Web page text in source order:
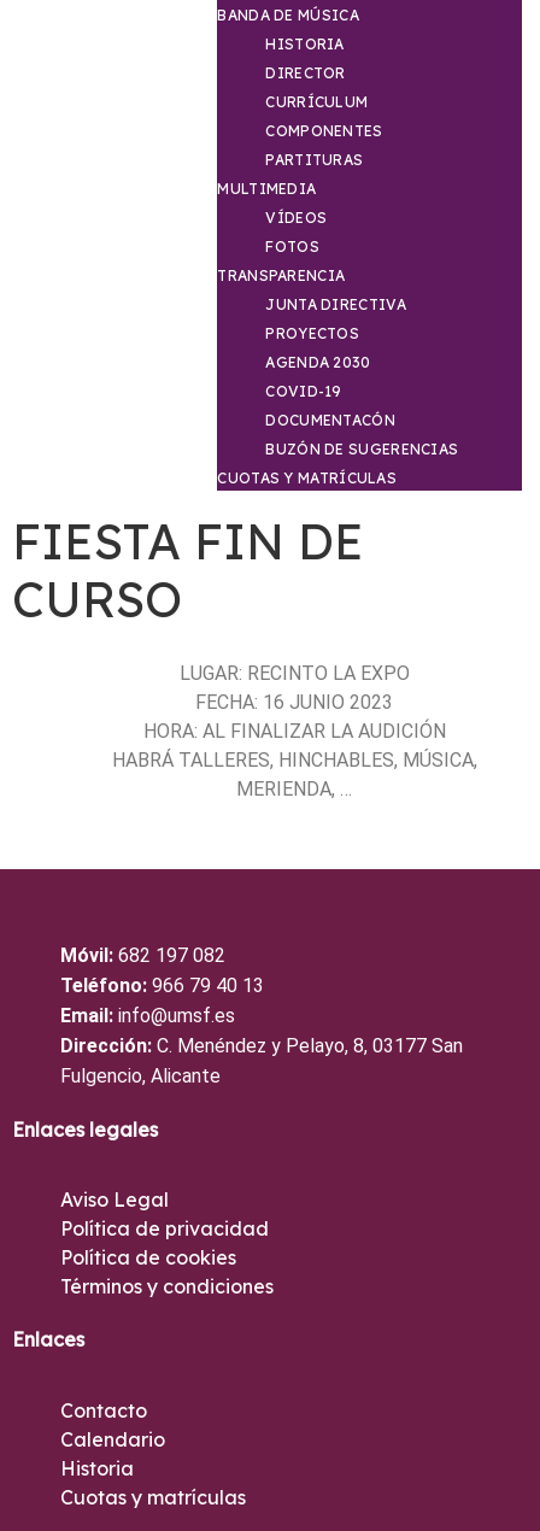
BANDA DE MÚSICA
HISTORIA
DIRECTOR
CURRÍCULUM
COMPONENTES
PARTITURAS
MULTIMEDIA
VÍDEOS
FOTOS
TRANSPARENCIA
JUNTA DIRECTIVA
PROYECTOS
AGENDA 2030
COVID-19
DOCUMENTACÓN
BUZÓN DE SUGERENCIAS
CUOTAS Y MATRÍCULAS
FIESTA FIN DE
CURSO
LUGAR: RECINTO LA EXPO
FECHA: 16 JUNIO 2023
HORA: AL FINALIZAR LA AUDICIÓN
HABRÁ TALLERES, HINCHABLES, MÚSICA,
MERIENDA, …
Móvil: 682 197 082
Teléfono: 966 79 40 13
Email: info@umsf.es
Dirección: C. Menéndez y Pelayo, 8, 03177 San
Fulgencio, Alicante
Enlaces legales
Aviso Legal
Política de privacidad
Política de cookies
Términos y condiciones
Enlaces
Contacto
Calendario
Historia
Cuotas y matrículas